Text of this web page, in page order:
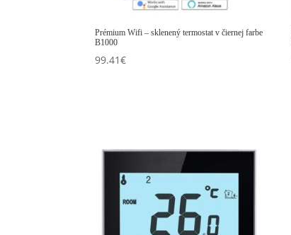
Prémium Wifi – sklenený termostat v čiernej farbe
B1000
99.41€